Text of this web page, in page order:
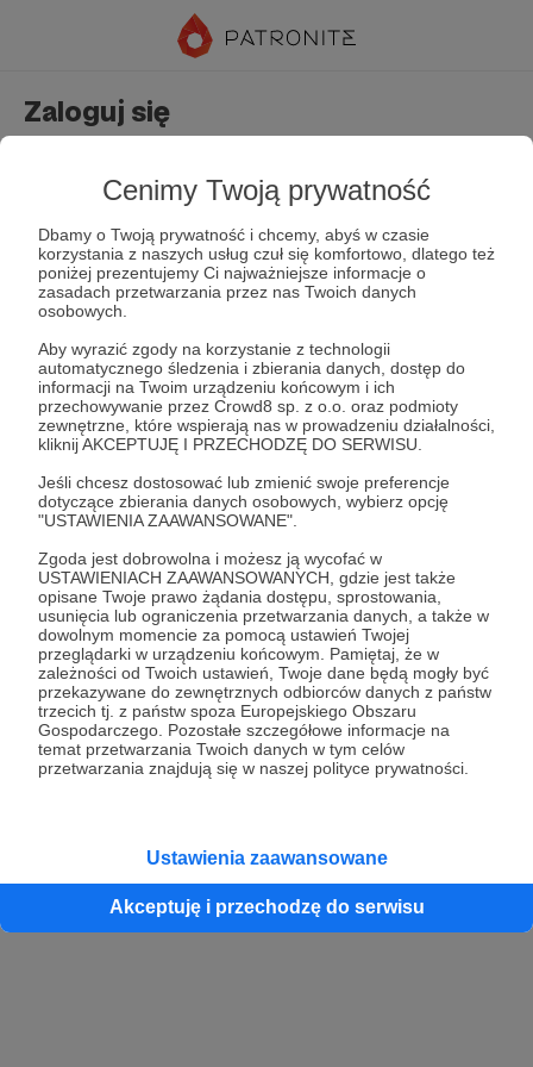
Cenimy Twoją prywatność
Dbamy o Twoją prywatność i chcemy, abyś w czasie
korzystania z naszych usług czuł się komfortowo, dlatego też
poniżej prezentujemy Ci najważniejsze informacje o
zasadach przetwarzania przez nas Twoich danych
osobowych.
Aby wyrazić zgody na korzystanie z technologii
automatycznego śledzenia i zbierania danych, dostęp do
informacji na Twoim urządzeniu końcowym i ich
przechowywanie przez Crowd8 sp. z o.o. oraz podmioty
zewnętrzne, które wspierają nas w prowadzeniu działalności,
kliknij AKCEPTUJĘ I PRZECHODZĘ DO SERWISU.
Jeśli chcesz dostosować lub zmienić swoje preferencje
dotyczące zbierania danych osobowych, wybierz opcję
"USTAWIENIA ZAAWANSOWANE".
Zgoda jest dobrowolna i możesz ją wycofać w
USTAWIENIACH ZAAWANSOWANYCH, gdzie jest także
opisane Twoje prawo żądania dostępu, sprostowania,
usunięcia lub ograniczenia przetwarzania danych, a także w
dowolnym momencie za pomocą ustawień Twojej
przeglądarki w urządzeniu końcowym. Pamiętaj, że w
zależności od Twoich ustawień, Twoje dane będą mogły być
przekazywane do zewnętrznych odbiorców danych z państw
trzecich tj. z państw spoza Europejskiego Obszaru
Gospodarczego. Pozostałe szczegółowe informacje na
temat przetwarzania Twoich danych w tym celów
przetwarzania znajdują się w naszej polityce prywatności.
Ustawienia zaawansowane
Akceptuję i przechodzę do serwisu
Zaloguj się
Zapamiętaj mnie Zapomniałeś hasła?
Zaloguj
lub
Kontynuuj z Google
Kontynuuj z Facebook
Kontynuuj z Apple
konta przez osobę niepełnoletnią” dostępny w regulaminie Patronite.pl